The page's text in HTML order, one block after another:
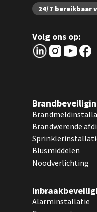
24/7 bereikbaar
Volg ons op:
Brandwerende
Blusmiddelen
Noodverlichting
Alarminstallatie